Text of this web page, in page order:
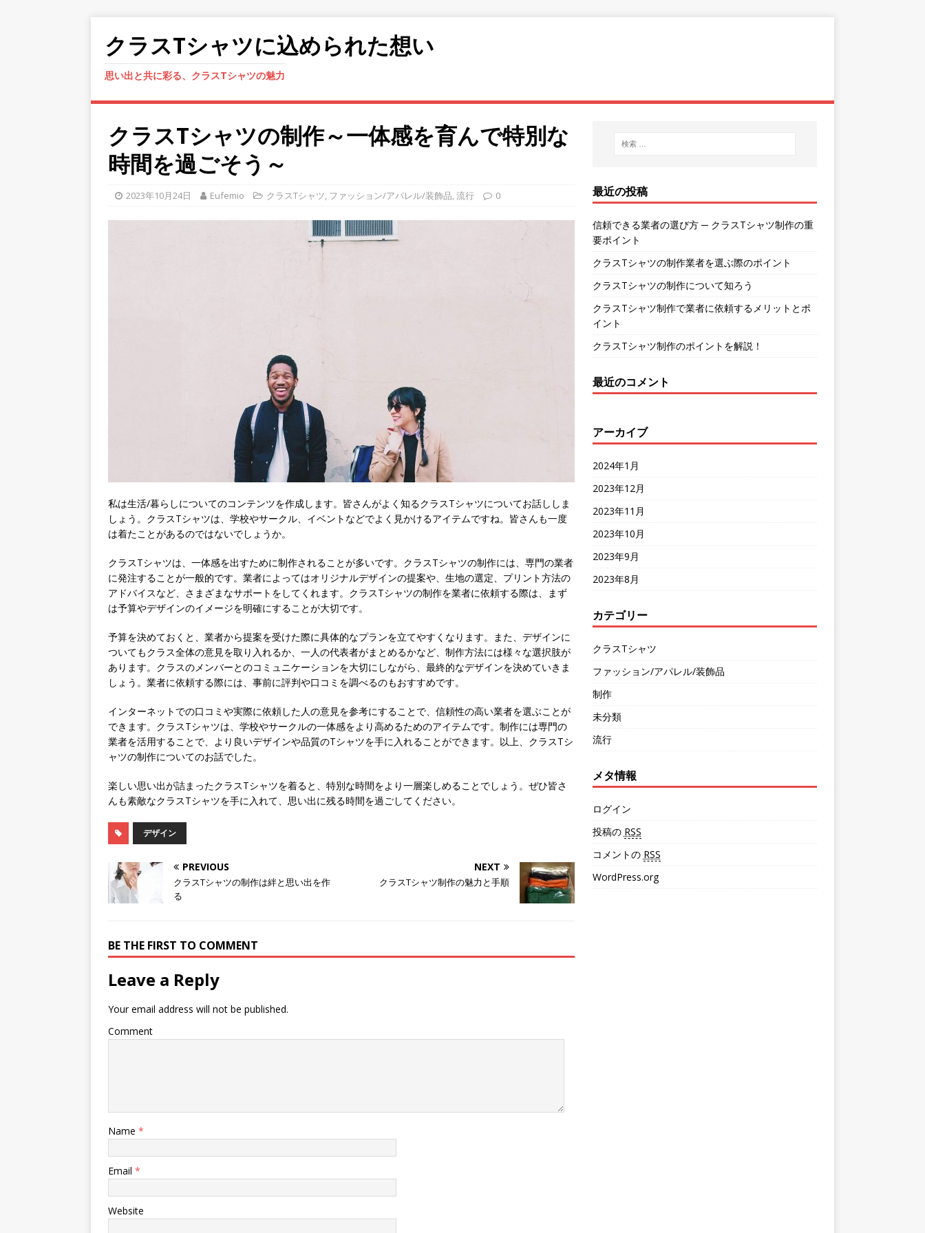
クラスTシャツに込められた想い
思い出と共に彩る、クラスTシャツの魅力
クラスTシャツの制作～一体感を育んで特別な
時間を過ごそう～
2023年10月24日 Eufemio クラスTシャツ, ファッション/アパレル/装飾品,流行 0
私は生活/暮らしについてのコンテンツを作成します。 皆さんがよく知るクラスTシャツについてお話ししま
しょう。クラスTシャツは、学校やサークル、イベントなどでよく見かけるアイテムですね。皆さんも一度
は着たことがあるのではないでしょうか。
クラスTシャツは、一体感を出すために制作されることが多いです。クラスTシャツの制作には、専門の業者
に発注することが一般的です。業者によってはオリジナルデザインの提案や、生地の選定、プリント方法の
アドバイスなど、さまざまなサポートをしてくれます。クラスTシャツの制作を業者に依頼する際は、まず
は予算やデザインのイメージを明確にすることが大切です。
予算を決めておくと、業者から提案を受けた際に具体的なプランを立てやすくなります。また、デザインに
ついてもクラス全体の意見を取り入れるか、一人の代表者がまとめるかなど、制作方法には様々な選択肢が
あります。クラスのメンバーとのコミュニケーションを大切にしながら、最終的なデザインを決めていきま
しょう。業者に依頼する際には、事前に評判や口コミを調べるのもおすすめです。
インターネットでの口コミや実際に依頼した人の意見を参考にすることで、信頼性の高い業者を選ぶことが
できます。クラスTシャツは、学校やサークルの一体感をより高めるためのアイテムです。制作には専門の
業者を活用することで、より良いデザインや品質のTシャツを手に入れることができます。以上、クラスTシ
ャツの制作についてのお話でした。
楽しい思い出が詰まったクラスTシャツを着ると、特別な時間をより一層楽しめることでしょう。ぜひ皆さ
んも素敵なクラスTシャツを手に入れて、思い出に残る時間を過ごしてください。
デザイン
PREVIOUS
クラスTシャツの制作は絆と思い出を作
る
NEXT
クラスTシャツ制作の魅力と手順
BE THE FIRST TO COMMENT
Leave a Reply
Your email address will not be published.
Comment
Name *
Email *
Website
最近の投稿
信頼できる業者の選び方 ─ クラスTシャツ制作の重
要ポイント
クラスTシャツの制作業者を選ぶ際のポイント
クラスTシャツの制作について知ろう
クラスTシャツ制作で業者に依頼するメリットとポ
イント
クラスTシャツ制作のポイントを解説！
最近のコメント
アーカイブ
2024年1月
2023年12月
2023年11月
2023年10月
2023年9月
2023年8月
カテゴリー
クラスTシャツ
ファッション/アパレル/装飾品
制作
未分類
流行
メタ情報
ログイン
投稿の RSS
コメントの RSS
WordPress.org